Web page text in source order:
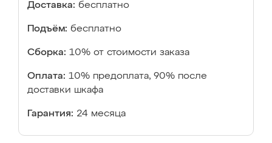
Доставка: бесплатно
Подъём: бесплатно
Сборка: 10% от стоимости заказа
Оплата: 10% предоплата, 90% после
доставки шкафа
Гарантия: 24 месяца